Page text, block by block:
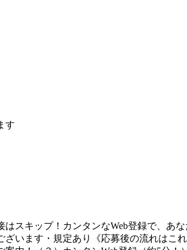
す
スキップ！カンタンなWeb登録で、あ
います・規定あり《応募後の流れはこれ